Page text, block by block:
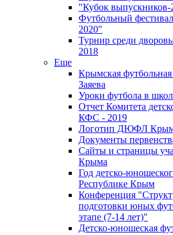
"Кубок выпускников-
Футбольный
2020"
Турнир среди
2018
Еще
Крымская
Заяева
Уроки футбола в
Отчет Комитета
КФС - 2019
Логотип ДЮФЛ
Документы
Сайты и страницы
Крыма
Год детско-
Республике Крым
Конференция
подготовки юных
этапе (7-14 лет)"
Детско-юношеская